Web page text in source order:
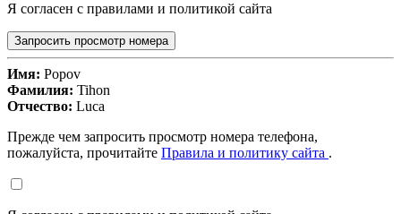
Я согласен с правилами и политикой сайта
Запросить просмотр номера
Имя: Popov
Фамилия: Tihon
Отчество: Luca
Прежде чем запросить просмотр номера телефона,
пожалуйста, прочитайте Правила и политику сайта .